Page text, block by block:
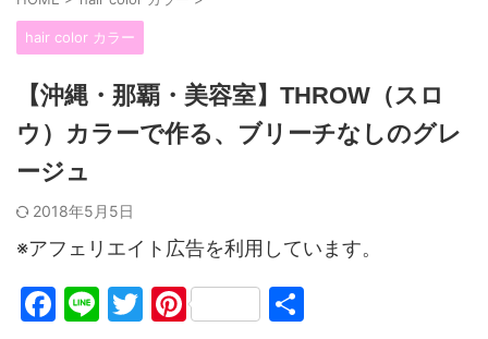
hair color カラー
【沖縄・那覇・美容室】THROW（スロ
ウ）カラーで作る、ブリーチなしのグレ
ージュ
2018年5月5日
※アフェリエイト広告を利用しています。
F
Li T Pi